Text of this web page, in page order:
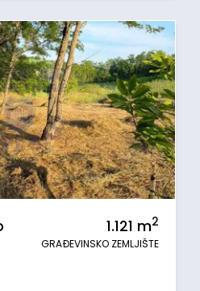
1.121 m2
GRAĐEVINSKO ZEMLJIŠTE